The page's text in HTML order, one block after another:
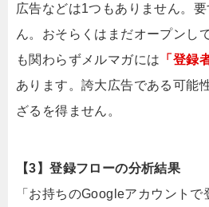
広告などは1つもありません。
ん。おそらくはまだオープンし
も関わらずメルマガには 「登録
あります。誇大広告である可能
ざるを得ません。
【3】登録フローの分析結果
「お持ちのGoogleアカウント